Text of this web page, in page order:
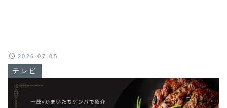
テレビ
2026.07.05